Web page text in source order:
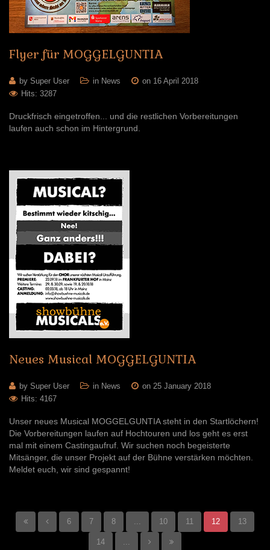
Flyer für MOGGELGUNTIA
by Super User in News
on 16 April 2018
Hits: 3287
Druckfrisch eingetroffen... und die restlichen Vorbereitungen
laufen auch schon im Hintergrund.
Neues Musical MOGGELGUNTIA
by Super User in News
on 25 January 2018
Hits: 4167
Unser neues Musical MOGGELGUNTIA steht in den Startlöchern!
Die Vorbereitungen laufen auf Hochtouren und los geht es erst
mal mit einem Castingaufruf. Wir suchen noch begeisterte
Mitsänger, die unser Projekt auf der Bühne verstärken möchten.
Meldet euch, wir sind gespannt!
6 7 8 10 11 12 13
14